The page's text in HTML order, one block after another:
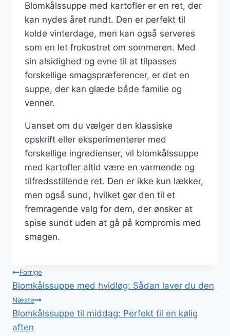
Blomkålssuppe med kartofler er en ret, der
kan nydes året rundt. Den er perfekt til
kolde vinterdage, men kan også serveres
som en let frokostret om sommeren. Med
sin alsidighed og evne til at tilpasses
forskellige smagspræferencer, er det en
suppe, der kan glæde både familie og
venner.
Uanset om du vælger den klassiske
opskrift eller eksperimenterer med
forskellige ingredienser, vil blomkålssuppe
med kartofler altid være en varmende og
tilfredsstillende ret. Den er ikke kun lækker,
men også sund, hvilket gør den til et
fremragende valg for dem, der ønsker at
spise sundt uden at gå på kompromis med
smagen.
Indlægsnavigation
Forrige
Blomkålssuppe med hvidløg: Sådan laver du den
Næste
Blomkålssuppe til middag: Perfekt til en kølig
aften